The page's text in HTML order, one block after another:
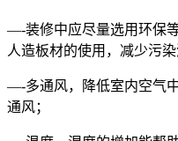
—-装修中应尽量选用环保
人造板材的使用，减少污染
—-多通风，降低室内空气
通风；